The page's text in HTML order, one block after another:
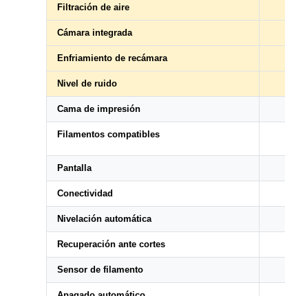
Filtración de aire
Cámara integrada
Enfriamiento de recámara
Nivel de ruido
Cama de impresión
Filamentos compatibles
Pantalla
Conectividad
Nivelación automática
Recuperación ante cortes
Sensor de filamento